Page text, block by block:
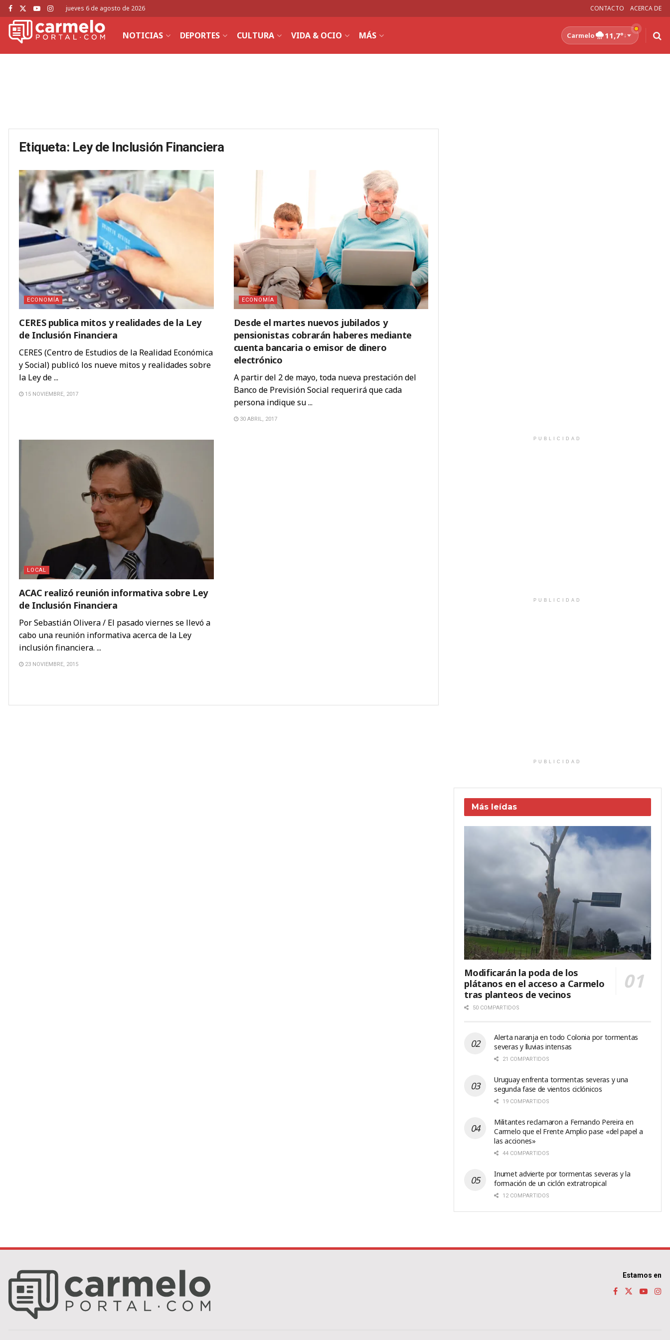
jueves 6 de agosto de 2026 CONTACTO ACERCA DE
NOTICIAS DEPORTES CULTURA VIDA & OCIO MÁS Carmelo 11,7°↓
Etiqueta: Ley de Inclusión Financiera
ECONOMÍA
CERES publica mitos y realidades de la Ley
de Inclusión Financiera
CERES (Centro de Estudios de la Realidad Económica
y Social) publicó los nueve mitos y realidades sobre
la Ley de ...
15 NOVIEMBRE, 2017
ECONOMÍA
Desde el martes nuevos jubilados y
pensionistas cobrarán haberes mediante
cuenta bancaria o emisor de dinero
electrónico
A partir del 2 de mayo, toda nueva prestación del
Banco de Previsión Social requerirá que cada
persona indique su ...
30 ABRIL, 2017
LOCAL
ACAC realizó reunión informativa sobre Ley
de Inclusión Financiera
Por Sebastián Olivera / El pasado viernes se llevó a
cabo una reunión informativa acerca de la Ley
inclusión financiera. ...
23 NOVIEMBRE, 2015
PUBLICIDAD
PUBLICIDAD
PUBLICIDAD
Más leídas
Modificarán la poda de los
plátanos en el acceso a Carmelo
tras planteos de vecinos
50 COMPARTIDOS
Alerta naranja en todo Colonia por tormentas
severas y lluvias intensas
21 COMPARTIDOS
Uruguay enfrenta tormentas severas y una
segunda fase de vientos ciclónicos
19 COMPARTIDOS
Militantes reclamaron a Fernando Pereira en
Carmelo que el Frente Amplio pase «del papel a
las acciones»
44 COMPARTIDOS
Inumet advierte por tormentas severas y la
formación de un ciclón extratropical
12 COMPARTIDOS
Estamos en